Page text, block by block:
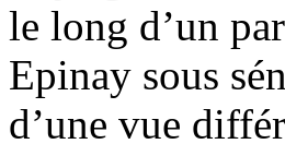
le long d’un
Epinay sous
d’une vue